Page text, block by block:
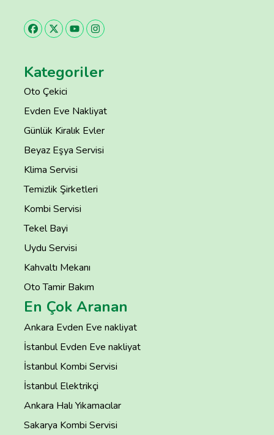
Kategoriler
Oto Çekici
Evden Eve Nakliyat
Günlük Kiralık Evler
Beyaz Eşya Servisi
Klima Servisi
Temizlik Şirketleri
Kombi Servisi
Tekel Bayi
Uydu Servisi
Kahvaltı Mekanı
Oto Tamir Bakım
En Çok Aranan
Ankara Evden Eve nakliyat
İstanbul Evden Eve nakliyat
İstanbul Kombi Servisi
İstanbul Elektrikçi
Ankara Halı Yıkamacılar
Sakarya Kombi Servisi